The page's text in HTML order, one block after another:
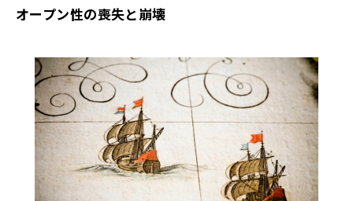
オープン性の喪失と崩壊